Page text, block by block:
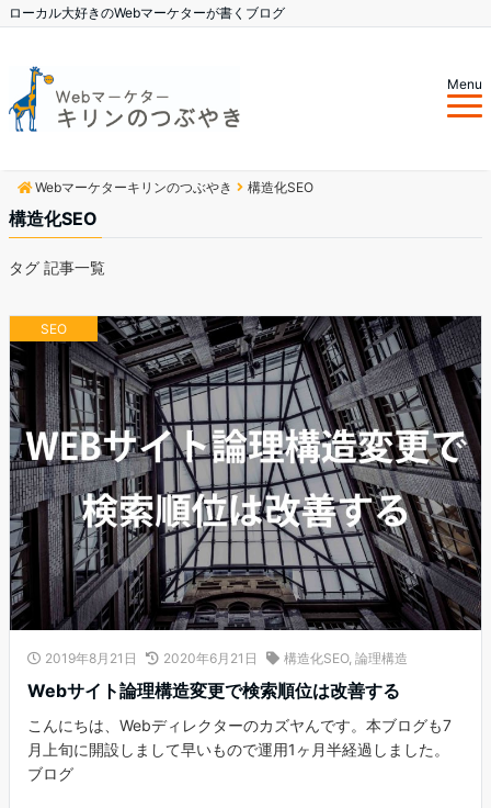
ローカル大好きのWebマーケターが書くブログ
Menu
Webマーケターキリンのつぶやき 構造化SEO
構造化SEO
タグ 記事一覧
SEO
2019年8月21日 2020年6月21日 構造化SEO, 論理構造
Webサイト論理構造変更で検索順位は改善する
こんにちは、Webディレクターのカズヤんです。本ブログも7
月上旬に開設しまして早いもので運用1ヶ月半経過しました。
ブログ